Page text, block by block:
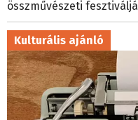
összművészeti
Kulturális ajánló